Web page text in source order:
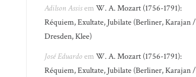
Adilson AssisemW. A. Mozart (1756-1791):
Réquiem, Exultate, Jubilate (Berliner, Karajan /
Dresden, Klee)
José EduardoemW. A. Mozart (1756-1791):
Réquiem, Exultate, Jubilate (Berliner, Karajan /